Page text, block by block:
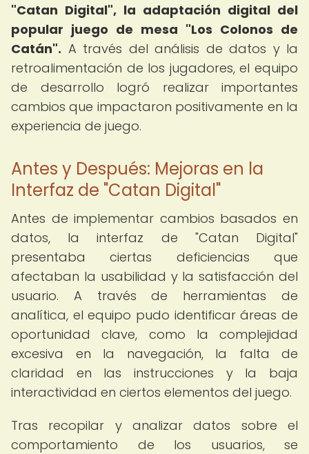
"Catan Digital", la adaptación digital del
popular juego de mesa "Los Colonos de
Catán". A través del análisis de datos y la
retroalimentación de los jugadores, el equipo
de desarrollo logró realizar importantes
cambios que impactaron positivamente en la
experiencia de juego.
Antes y Después: Mejoras en la
Interfaz de "Catan Digital"
Antes de implementar cambios basados en
datos, la interfaz de "Catan Digital"
presentaba ciertas deficiencias que
afectaban la usabilidad y la satisfacción del
usuario. A través de herramientas de
analítica, el equipo pudo identificar áreas de
oportunidad clave, como la complejidad
excesiva en la navegación, la falta de
claridad en las instrucciones y la baja
interactividad en ciertos elementos del juego.
Tras recopilar y analizar datos sobre el
comportamiento de los usuarios, se